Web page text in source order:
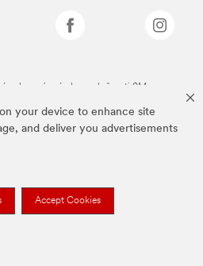
your device to enhance site
and deliver you advertisements
Accept Cookies
ochranné známky spoločnosti 3M.